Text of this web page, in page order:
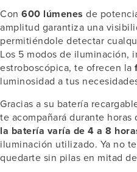
Con 600 lúmenes de
amplitud garantiza una
permitiéndole detectar
Los 5 modos de iluminación,
estroboscópica, te ofrecen la
luminosidad a tus
Gracias a su batería
te acompañará durante horas
la batería varía de 4 a 8
iluminación utilizado. Ya no
quedarte sin pilas en mitad